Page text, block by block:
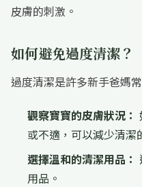
皮膚的刺激。
如何避免過度清潔？
過度清潔是許多新手爸媽
觀察寶寶的皮膚狀況：
或不適，可以減少清潔
選擇溫和的清潔用品：
用品。